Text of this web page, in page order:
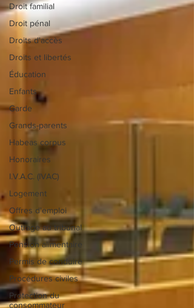
Droit familial
Droit pénal
Droits d'accès
Droits et libertés
Éducation
Enfants
Garde
Grands-parents
Habeas corpus
Honoraires
I.V.A.C. (IVAC)
Logement
Offres d'emploi
Outrage au tribunal
Pension alimentaire
Permis de conduire
Procédures civiles
Protection du
consommateur